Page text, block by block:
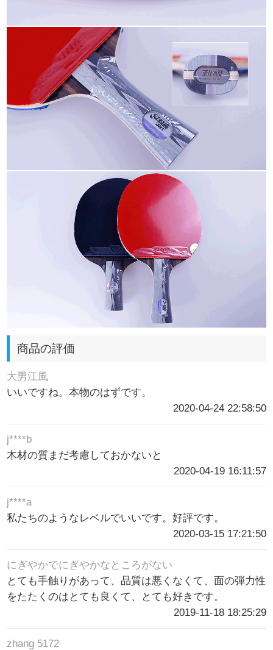
商品の評価
大男江風
いいですね。本物のはずです。
2020-04-24 22:58:50
j****b
木材の質まだ考慮しておかないと
2020-04-19 16:11:57
j****a
私たちのようなレベルでいいです。好評です。
2020-03-15 17:21:50
にぎやかでにぎやかなところがない
とても手触りがあって、品質は悪くなくて、面の弾力性
をたたくのはとても良くて、とても好きです。
2019-11-18 18:25:29
zhang 5172